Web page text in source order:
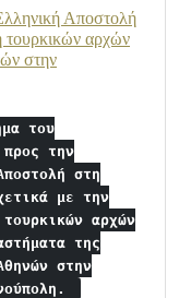
Αποστολή
τουρκικών αρχών
στην
του
την
στη
με την
αρχών
της
στην